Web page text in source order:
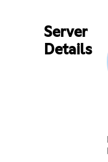
Server
Details